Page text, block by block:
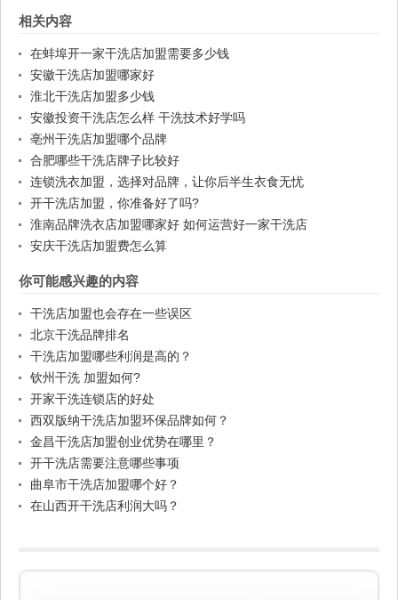
相关内容
在蚌埠开一家干洗店加盟需要多少钱
安徽干洗店加盟哪家好
淮北干洗店加盟多少钱
安徽投资干洗店怎么样 干洗技术好学吗
亳州干洗店加盟哪个品牌
合肥哪些干洗店牌子比较好
连锁洗衣加盟，选择对品牌，让你后半生衣食无忧
开干洗店加盟，你准备好了吗?
淮南品牌洗衣店加盟哪家好 如何运营好一家干洗店
安庆干洗店加盟费怎么算
你可能感兴趣的内容
干洗店加盟也会存在一些误区
北京干洗品牌排名
干洗店加盟哪些利润是高的？
钦州干洗 加盟如何?
开家干洗连锁店的好处
西双版纳干洗店加盟环保品牌如何？
金昌干洗店加盟创业优势在哪里？
开干洗店需要注意哪些事项
曲阜市干洗店加盟哪个好？
在山西开干洗店利润大吗？